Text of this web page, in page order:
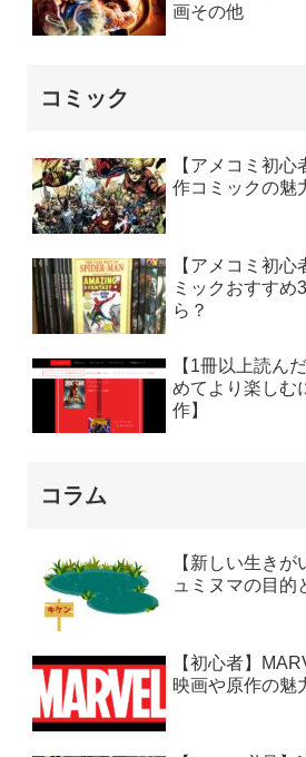
画その他
コミック
【アメコミ初
作コミックの魅
【アメコミ初
ミックおすすめ
ら？
【1冊以上読ん
めてより楽しむ
作】
コラム
【新しい生き
ュミヌマの目的
【初心者】
映画や原作の魅